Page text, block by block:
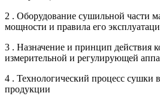
2 . Оборудование сушильной части
мощности и правила его
3 . Назначение и принцип действия
измерительной и регулирующей
4 . Технологический процесс сушки
продукции